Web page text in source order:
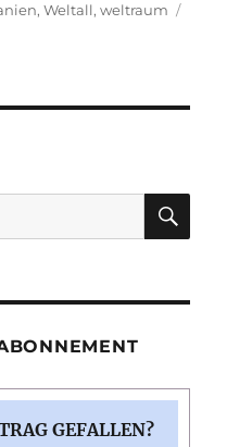
,Weltall,weltraum
GEFALLEN?